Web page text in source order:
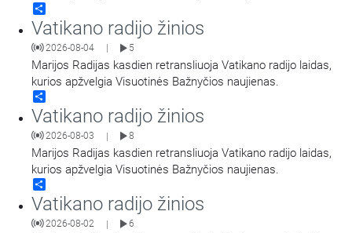
Vatikano radijo žinios
2026-08-04 5
Marijos Radijas kasdien retransliuoja Vatikano radijo laidas,
kurios apžvelgia Visuotinės Bažnyčios naujienas.
Vatikano radijo žinios
2026-08-03 | 8
Marijos Radijas kasdien retransliuoja Vatikano radijo laidas,
kurios apžvelgia Visuotinės Bažnyčios naujienas.
Vatikano radijo žinios
2026-08-02 | 6